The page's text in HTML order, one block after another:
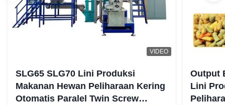
VIDEO
SLG65 SLG70 Lini Produksi
Makanan Hewan Peliharaan Kering
Otomatis Paralel Twin Screw
Output
Lini